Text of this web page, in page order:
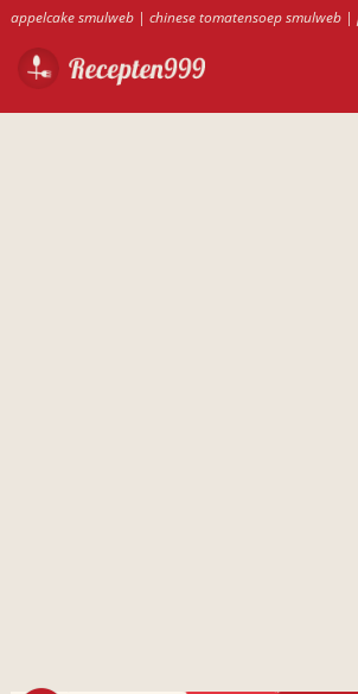
appelcake smulweb| chinese tomatensoep smulweb|
|smulweb pompoentaart | recepten999.nl
courgettekoekjes recept yoghurt